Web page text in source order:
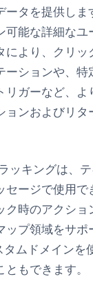
ータを提供しま
可能な詳細な
により、クリ
ーションや、特
リガーなど、よ
ョンおよびリタ
ッキングは、
セージで使用
ク時のアクショ
ップ領域をサポ
ムドメインを
もできます。